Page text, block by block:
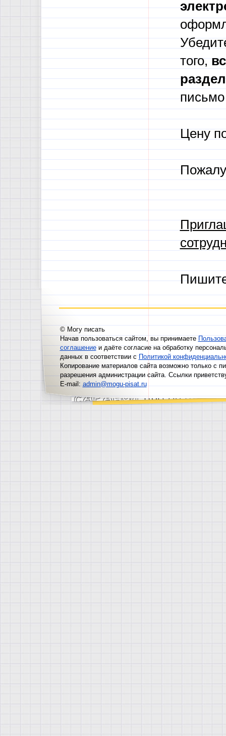
того,в
письмо
Цену
© Могу писать
Начав пользоваться сайтом, вы принимаете
соглашениеи даёте согласие на обработку
данных в соответствии сПолитикой
Копирование материалов сайта возможно только с
разрешения администрации сайта. Ссылки
E-mail:admin@mogu-pisat.ru